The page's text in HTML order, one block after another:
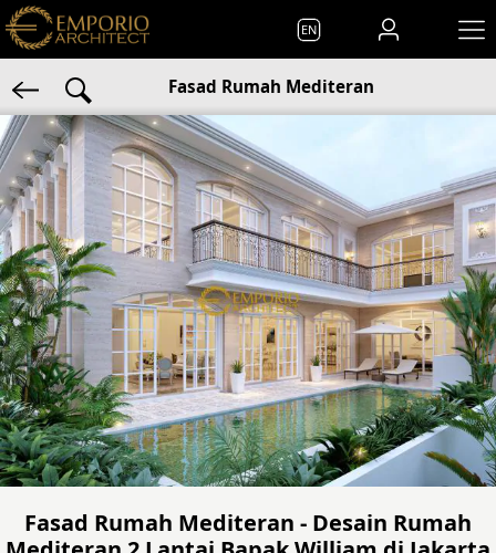
EN
Fasad Rumah Mediteran
Fasad Rumah Mediteran - Desain Rumah